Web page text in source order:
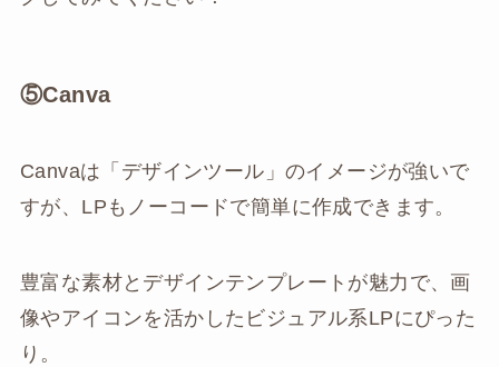
⑤Canva
Canvaは「デザインツール」のイメージが強いで
すが、LPもノーコードで簡単に作成できます。
豊富な素材とデザインテンプレートが魅力で、画
像やアイコンを活かしたビジュアル系LPにぴった
り。